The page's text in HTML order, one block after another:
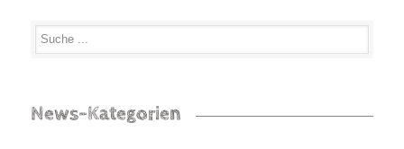
News-Kategorien